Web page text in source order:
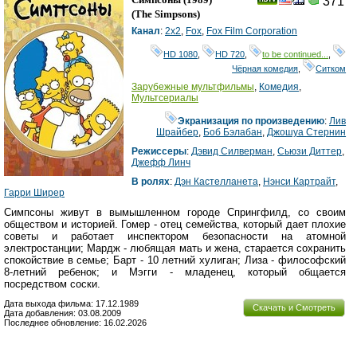
(The Simpsons)
Канал: 2x2, Fox, Fox Film Corporation
HD 1080 HD 720 to be continued...
Чёрная комедия
Ситком
Зарубежные мультфильмы, Комедия,
Мультсериалы
Экранизация по произведению:Лив
Шрайбер, Боб Бэлабан,Джошуа Стернин
Режиссеры: Дэвид Силверман, Сьюзи Диттер,
Джефф Линч
В ролях: Дэн Кастелланета, Нэнси Картрайт,
Гарри Ширер
Симпсоны живут в вымышленном городе Спрингфилд, со своим
обществом и историей. Гомер - отец семейства, который дает плохие
советы и работает инспектором безопасности на атомной
электростанции; Мардж - любящая мать и жена, старается сохранить
спокойствие в семье; Барт - 10 летний хулиган; Лиза - философский
8-летний ребенок; и Мэгги - младенец, который общается
посредством соски.
Скачать и Смотреть
Дата выхода фильма: 17.12.1989
Дата добавления: 03.08.2009
Последнее обновление: 16.02.2026